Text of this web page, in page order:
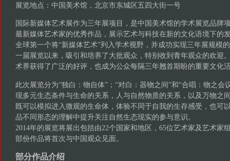
展览地点：中国美术馆，北京市东城区五四大街一号
国际新媒体艺术展作为三年展项目，是中国美术馆的学术展览品牌
最新媒体艺术家的优秀作品，展示艺术与科技在新的文化语境下的
全球第一个将“新媒体艺术”列入学术视野，并成功实现三年展规模
一届展览以来，吸引和培养了大批观众，特别收到青年观众的欢迎
术界获得了广泛的好评，也成为公众每隔三年翘首期盼的重要文化
此次展览分为“独白：物自体”；“对白：器物之间”和“合唱：物之会
现多元生态条件与生命的关系，人与自然物质的关系，以及万物之
既可以模拟进入微观的生命体，体验不同于自我的生存感受，也可
品不同形态的理解中提升关注自然生态现实的参与意识。
2014年的展览将展出包括由22个国家和地区，65位艺术家及艺术家
部份作品将首次与中国观众见面。
部分作品介绍